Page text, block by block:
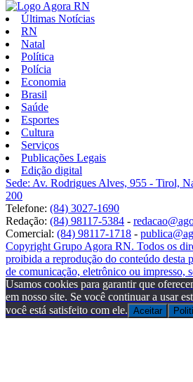
Últimas Notícias
RN
Natal
Política
Polícia
Economia
Brasil
Saúde
Esportes
Cultura
Serviços
Publicações Legais
Edição digital
Sede: Av. Rodrigues Alves, 955 - Tirol,
200
Telefone: (84) 3027-1690
Redação: (84) 98117-5384 -
Comercial: (84) 98117-1718 -
Copyright Grupo Agora RN. Todos os
proibida a reprodução do conteúdo desta
de comunicação, eletrônico ou impresso,
Usamos cookies para garantir que
em nosso site. Se você continuar a usar
você está satisfeito com ele. Aceitar